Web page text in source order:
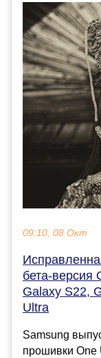
09:10, 08 Окт
бета-версия
Galaxy S22,
Ultra
Samsung
прошивки One